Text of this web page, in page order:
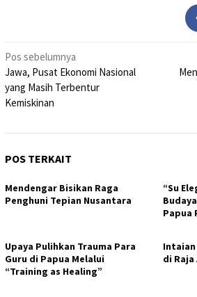
Navigasi
pos
Pos sebelumnya
Jawa, Pusat Ekonomi Nasional
yang Masih Terbentur
Kemiskinan
POS TERKAIT
Mendengar Bisikan Raga
Penghuni Tepian Nusantara
“Su
Papua
Upaya Pulihkan Trauma Para
Guru di Papua Melalui
“Training as Healing”
di